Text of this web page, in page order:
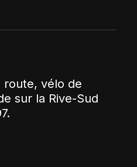
route, vélo de
sur la Rive-Sud